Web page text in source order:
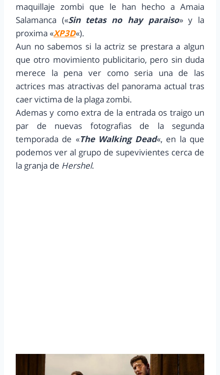
maquillaje zombi que le han hecho a Amaia
Salamanca («Sin tetas no hay paraiso» y la
proxima «XP3D«).
Aun no sabemos si la actriz se prestara a algun
que otro movimiento publicitario, pero sin duda
merece la pena ver como seria una de las
actrices mas atractivas del panorama actual tras
caer victima de la plaga zombi.
Ademas y como extra de la entrada os traigo un
par de nuevas fotografias de la segunda
temporada de «The Walking Dead«, en la que
podemos ver al grupo de supevivientes cerca de
la granja de Hershel.